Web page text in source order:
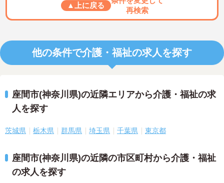
▲上に戻る
再検索
他の条件で介護・福祉の求人を探す
座間市(神奈川県)の近隣エリアから介護・福祉の求
人を探す
茨城県 栃木県 群馬県 埼玉県 千葉県 東京都
座間市(神奈川県)の近隣の市区町村から介護・福祉
の求人を探す